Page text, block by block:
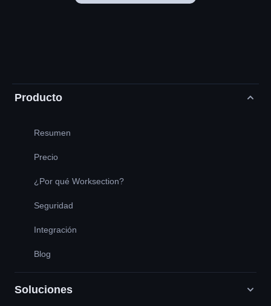
Producto
Resumen
Precio
¿Por qué Worksection?
Seguridad
Integración
Blog
Soluciones